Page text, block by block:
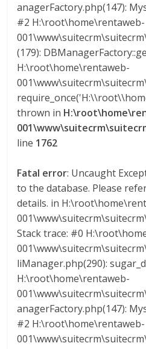
p
o
s
y
M
a
q
u
n
anagerFactory.php(147):
#2 H:\root\home\rentaweb-
(179):
H:\root\home\rentaweb-
thrown in
line 1762
Fatal error: Uncaught
to the database. Please
details. in
Stack trace: #0
liManager.php(290):
H:\root\home\rentaweb-
anagerFactory.php(147):
#2 H:\root\home\rentaweb-